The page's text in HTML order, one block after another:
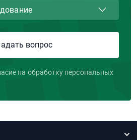
на обработку персональных